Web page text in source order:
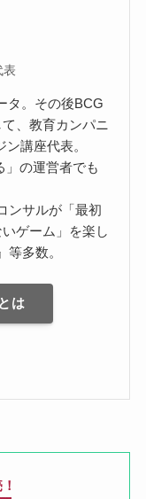
表
タ。その後BCG
、教育カンパニ
講座代表。
」の運営者でも
ンサルが「最初
ゲーム」を楽し
多数。
は